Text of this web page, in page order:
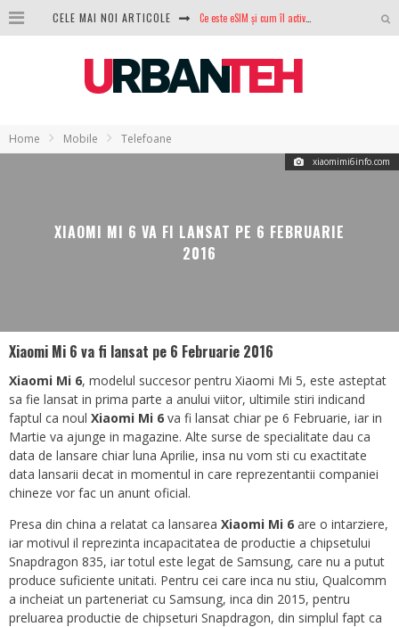
CELE MAI NOI ARTICOLE
Home Mobile Telefoane
xiaomimi6info.com
XIAOMI MI 6 VA FI LANSAT PE 6 FEBRUARIE
2016
Xiaomi Mi 6 va fi lansat pe 6 Februarie 2016
Xiaomi Mi 6, modelul succesor pentru Xiaomi Mi 5, este asteptat
sa fie lansat in prima parte a anului viitor, ultimile stiri indicand
faptul ca noul Xiaomi Mi 6 va fi lansat chiar pe 6 Februarie, iar in
Martie va ajunge in magazine. Alte surse de specialitate dau ca
data de lansare chiar luna Aprilie, insa nu vom sti cu exactitate
data lansarii decat in momentul in care reprezentantii companiei
chineze vor fac un anunt oficial.
Presa din china a relatat ca lansarea Xiaomi Mi 6 are o intarziere,
iar motivul il reprezinta incapacitatea de productie a chipsetului
Snapdragon 835, iar totul este legat de Samsung, care nu a putut
produce suficiente unitati. Pentru cei care inca nu stiu, Qualcomm
a incheiat un parteneriat cu Samsung, inca din 2015, pentru
preluarea productie de chipseturi Snapdragon, din simplul fapt ca